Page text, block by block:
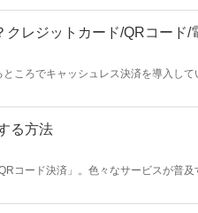
クレジットカード/QRコード
ころでキャッシュレス決済を導入し
る方法
コード決済」。色々なサービスが普
。そんなときは、複数のQRコード決